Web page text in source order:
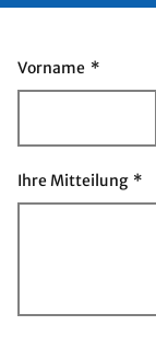
Vorname *
Ihre Mitteilung *